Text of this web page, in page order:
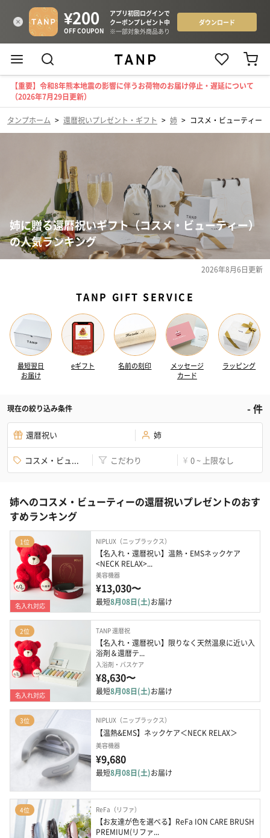
【重要】令和8年熊本地震の影響に伴うお荷物のお届け停止・遅延について
（2026年7月29日更新）
タンプホーム > 還暦祝いプレゼント・ギフト > 姉 > コスメ・ビューティー
姉に贈る還暦祝いギフト（コスメ・ビューティー）
の人気ランキング
2026年8月6日更新
TANP GIFT SERVICE
最短翌日
お届け
eギフト 名前の刻印
メッセージ
カード
ラッピング
現在の絞り込み条件 -件
還暦祝い 姉
コスメ・ビュ... こだわり ¥ 0 ~ 上限なし
姉へのコスメ・ビューティーの還暦祝いプレゼントのおす
すめランキング
1位
名入れ対応
NIPLUX（ニップラックス）
【名入れ・還暦祝い】温熱・EMSネックケア
<NECK RELAX>...
美容機器
¥13,030〜
最短8月08日(土)お届け
2位
名入れ対応
TANP 還暦祝
【名入れ・還暦祝い】限りなく天然温泉に近い入
浴剤＆還暦テ...
入浴剤・バスケア
¥8,630〜
最短8月08日(土)お届け
3位 NIPLUX（ニップラックス）
【温熱&EMS】ネックケア＜NECK RELAX＞
美容機器
¥9,680
最短8月08日(土)お届け
4位 ReFa（リファ）
【お友達が色を選べる】ReFa ION CARE BRUSH
PREMIUM(リファ...